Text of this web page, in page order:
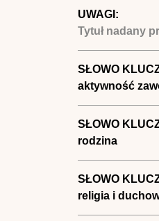
UWAGI:
Tytuł nadany
SŁOWO
aktywność
SŁOWO
rodzina
SŁOWO
religia i